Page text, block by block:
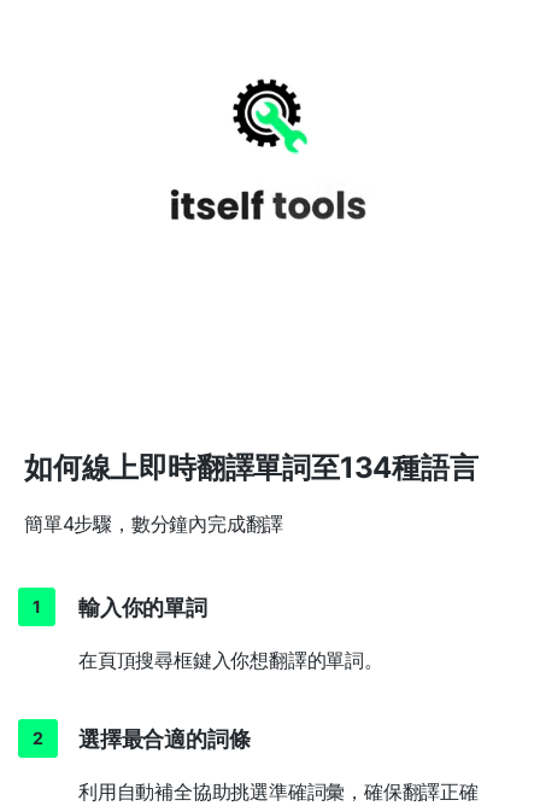
如何線上即時翻譯單詞至134種語言
簡單4步驟，數分鐘內完成翻譯
輸入你的單詞
在頁頂搜尋框鍵入你想翻譯的單詞。
選擇最合適的詞條
利用自動補全協助挑選準確詞彙，確保翻譯正確